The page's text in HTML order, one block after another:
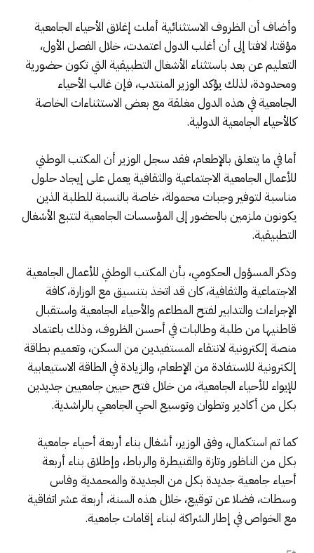
وأضاف أن الظروف الاستثنائية أملت إغلاق الأحياء الجامعية
مؤقتا، لافتا إلى أن أغلب الدول اعتمدت، خلال الفصل الأول،
التعليم عن بعد باستثناء الأشغال التطبيقية التي تكون حضورية
ومحدودة، لذلك يؤكد الوزير المنتدب، فإن غالب الأحياء
الجامعية في هذه الدول مغلقة مع بعض الاستثناءات الخاصة
كالأحياء الجامعية الدولية.
أما في ما يتعلق بالإطعام، فقد سجل الوزير أن المكتب الوطني
للأعمال الجامعية الاجتماعية والثقافية يعمل على إيجاد حلول
مناسبة لتوفير وجبات محمولة، خاصة بالنسبة للطلبة الذين
يكونون ملزمين بالحضور إلى المؤسسات الجامعية لتتبع الأشغال
التطبيقية.
وذكر المسؤول الحكومي، بأن المكتب الوطني للأعمال الجامعية
الاجتماعية والثقافية، كان قد اتخذ بتنسيق مع الوزارة، كافة
الإجراءات والتدابير لفتح المطاعم والأحياء الجامعية واستقبال
قاطنيها من طلبة وطالبات في أحسن الظروف، وذلك باعتماد
منصة إلكترونية لانتقاء المستفيدين من السكن، وتعميم بطاقة
إلكترونية للاستفادة من الإطعام، والزيادة في الطاقة الاستيعابية
للإيواء للأحياء الجامعية، من خلال فتح حيين جامعيين جديدين
بكل من أكادير وتطوان وتوسيع الحي الجامعي بالراشدية.
كما تم استكمال، وفق الوزير، أشغال بناء أربعة أحياء جامعية
بكل من الناظور وتازة والقنيطرة والرباط، وإطلاق بناء أربعة
أحياء جامعية جديدة بكل من الجديدة والمحمدية وفاس
وسطات، فضلا عن توقيع، خلال هذه السنة، أربعة عشر اتفاقية
مع الخواص في إطار الشراكة لبناء إقامات جامعية.